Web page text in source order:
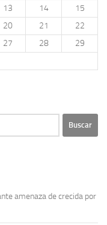
13 14
15
20 21
22
27 28
29
amenaza de crecida por